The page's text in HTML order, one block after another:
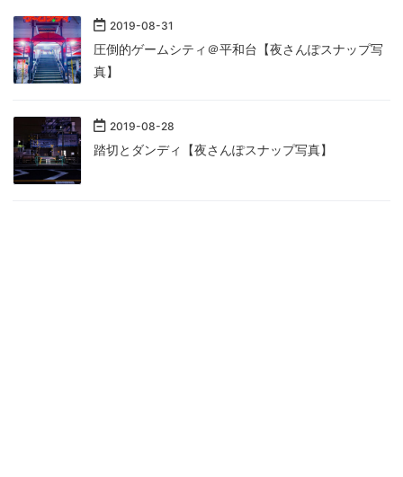
2019-08-31
圧倒的ゲームシティ＠平和台【夜さんぽスナップ写
真】
2019-08-28
踏切とダンディ【夜さんぽスナップ写真】